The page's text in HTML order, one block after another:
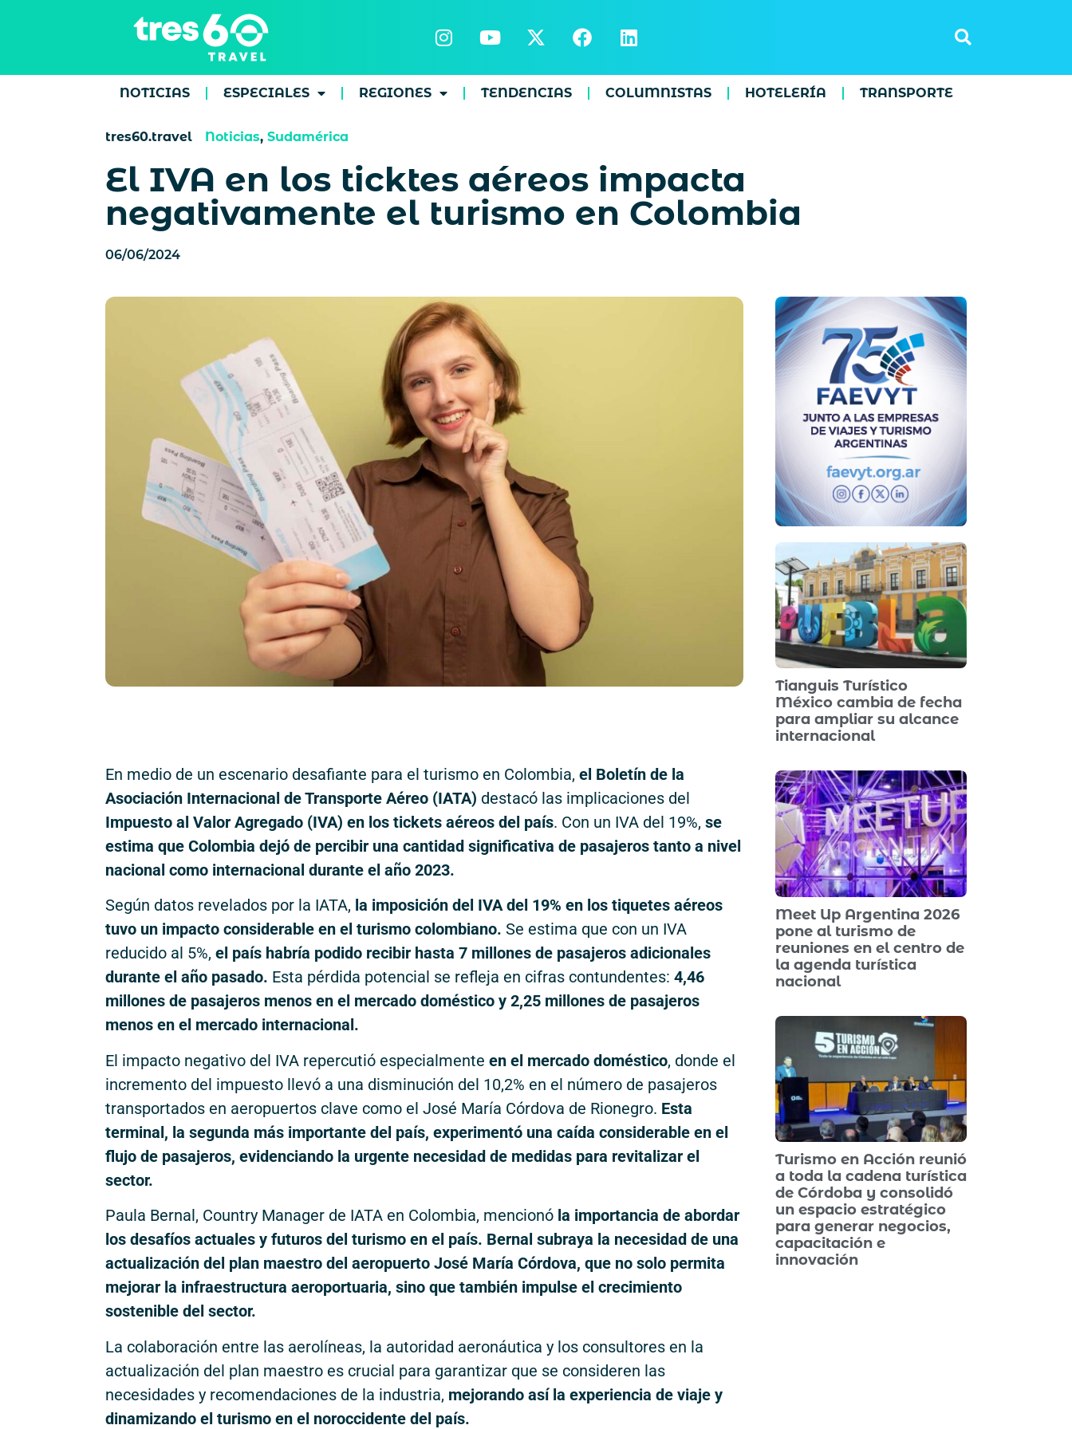
NOTICIAS ESPECIALES REGIONES TENDENCIAS COLUMNISTAS HOTELERÍA TRANSPORTE
tres60.travel Noticias, Sudamérica
El IVA en los ticktes aéreos impacta
negativamente el turismo en Colombia
06/06/2024
En medio de un escenario desafiante para el turismo en Colombia, el Boletín de la
Asociación Internacional de Transporte Aéreo (IATA) destacó las implicaciones del
Impuesto al Valor Agregado (IVA) en los tickets aéreos del país. Con un IVA del 19%, se
estima que Colombia dejó de percibir una cantidad significativa de pasajeros tanto a nivel
nacional como internacional durante el año 2023.
Según datos revelados por la IATA, la imposición del IVA del 19% en los tiquetes aéreos
tuvo un impacto considerable en el turismo colombiano. Se estima que con un IVA
reducido al 5%, el país habría podido recibir hasta 7 millones de pasajeros adicionales
durante el año pasado. Esta pérdida potencial se refleja en cifras contundentes: 4,46
millones de pasajeros menos en el mercado doméstico y 2,25 millones de pasajeros
menos en el mercado internacional.
El impacto negativo del IVA repercutió especialmente en el mercado doméstico, donde el
incremento del impuesto llevó a una disminución del 10,2% en el número de pasajeros
transportados en aeropuertos clave como el José María Córdova de Rionegro. Esta
terminal, la segunda más importante del país, experimentó una caída considerable en el
flujo de pasajeros, evidenciando la urgente necesidad de medidas para revitalizar el
sector.
Paula Bernal, Country Manager de IATA en Colombia, mencionó la importancia de abordar
los desafíos actuales y futuros del turismo en el país. Bernal subraya la necesidad de una
actualización del plan maestro del aeropuerto José María Córdova, que no solo permita
mejorar la infraestructura aeroportuaria, sino que también impulse el crecimiento
sostenible del sector.
La colaboración entre las aerolíneas, la autoridad aeronáutica y los consultores en la
actualización del plan maestro es crucial para garantizar que se consideren las
necesidades y recomendaciones de la industria, mejorando así la experiencia de viaje y
dinamizando el turismo en el noroccidente del país.
Tianguis Turístico
México cambia de fecha
para ampliar su alcance
internacional
Meet Up Argentina 2026
pone al turismo de
reuniones en el centro de
la agenda turística
nacional
Turismo en Acción reunió
a toda la cadena turística
de Córdoba y consolidó
un espacio estratégico
para generar negocios,
capacitación e
innovación